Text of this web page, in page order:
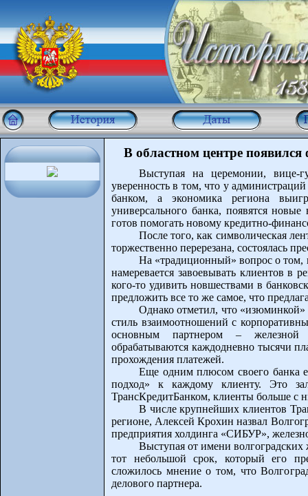
В областном центре
Выступая на церемонии, вице-
уверенность в том, что у
банком, а экономика региона
универсального банка, появятся
готов помогать новому кредитно-
После того, как символическая
торжественно перерезана, состоялась
На «традиционный» вопрос о
намеревается завоевывать клиентов в
кого-то удивить новшествами в
предложить все то же самое, что
Однако отметил, что «изюминкой»
стиль взаимоотношений с
основным партнером – железной
обрабатываются каждодневно тысячи
прохождения платежей.
Еще одним плюсом своего банка
подход» к каждому клиенту. Это
ТрансКредитБанком, клиенты больше с
В числе крупнейших клиентов
регионе, Алексей Крохин назвал
предприятия холдинга «СИБУР»,
Выступая от имени волгоградских
тот небольшой срок, который его
сложилось мнение о том, что
делового партнера.